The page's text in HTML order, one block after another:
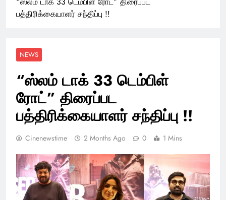
பத்திரிக்கையாளர் சந்திப்பு !!
NEWS
“ஸ்லம் டாக் 33 டெம்பிள்
ரோட்” திரைப்பட
பத்திரிக்கையாளர் சந்திப்பு !!
Cinenewstime 2 Months Ago 0 1 Mins